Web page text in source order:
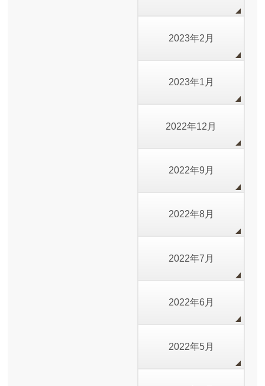
2023年2月
2023年1月
2022年12月
2022年9月
2022年8月
2022年7月
2022年6月
2022年5月